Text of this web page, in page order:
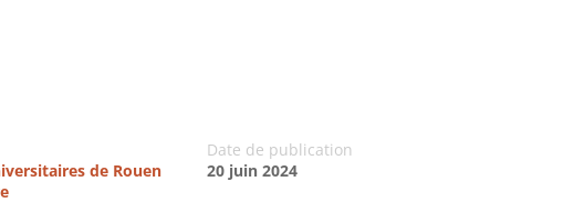
de Rouen
Date de publication
20 juin 2024